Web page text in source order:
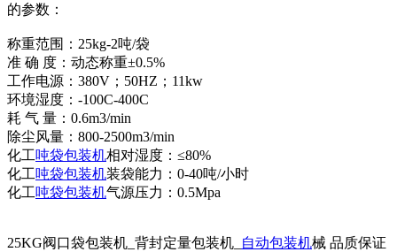
的参数：
称重范围：25kg-2吨/袋
准 确 度：动态称重±0.5%
工作电源：380V；50HZ；11kw
环境湿度：-100C-400C
耗 气 量：0.6m3/min
除尘风量：800-2500m3/min
化工吨袋包装机相对湿度：≤80%
化工吨袋包装机装袋能力：0-40吨/小时
化工吨袋包装机气源压力：0.5Mpa
25KG阀口袋包装机_背封定量包装机_ 自动包装机械 品质保证